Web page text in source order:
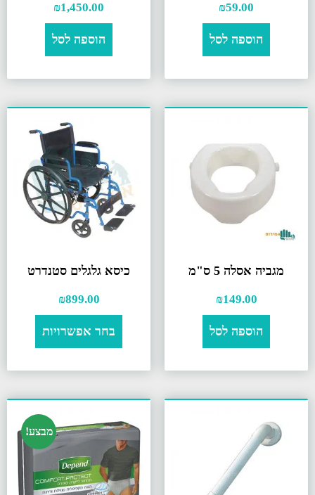
₪59.00
הוספה לסל
₪1,450.00
הוספה לסל
מגביה אסלה 5 ס"מ
₪149.00
הוספה לסל
כיסא גלגלים סטנדרט
₪899.00
בחר אפשרויות
מבצע!